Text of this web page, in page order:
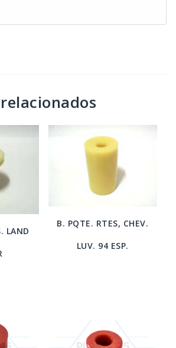
LAND
B. PQTE. RTES, CHEV.
LUV. 94 ESP.